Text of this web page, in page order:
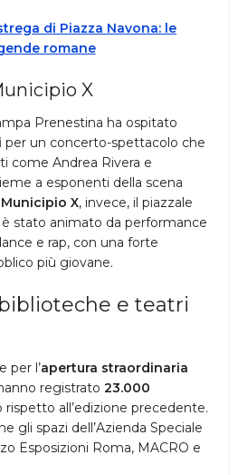
di Piazza Navona: le
romane
X
Prenestina ha ospitato
per un concerto-spettacolo che
come Andrea Rivera e
a esponenti della scena
Municipio X, invece, il piazzale
è stato animato da performance
e rap, con una forte
più giovane.
e teatri
per l’apertura straordinaria
registrato23.000
rispetto all’edizione precedente.
gli spazi dell’Azienda Speciale
Esposizioni Roma, MACRO e